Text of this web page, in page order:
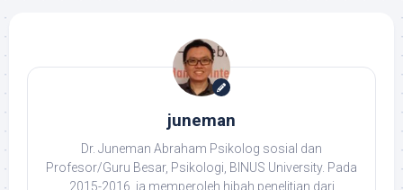
juneman
Dr. Juneman Abraham Psikolog sosial dan
Profesor/Guru Besar, Psikologi, BINUS University. Pada
2015-2016, ia memperoleh hibah penelitian dari